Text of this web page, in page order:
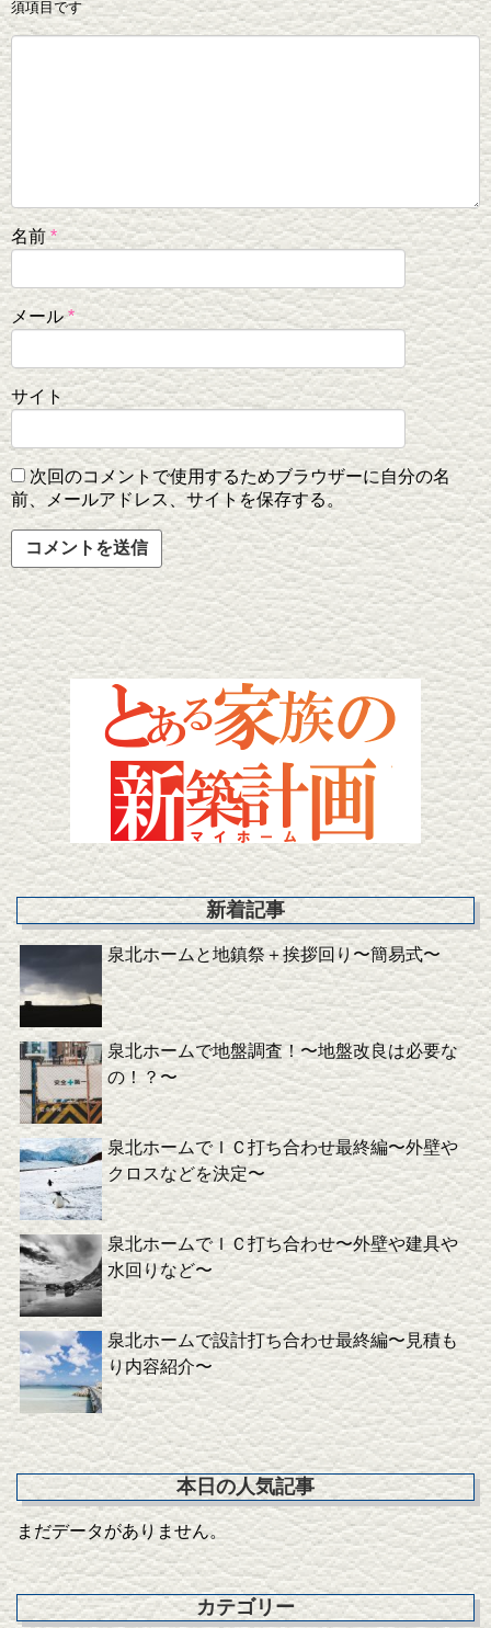
須項目です
名前*
メール*
サイト
次回のコメントで使用するためブラウザーに自分の名
前、メールアドレス、サイトを保存する。
新着記事
泉北ホームと地鎮祭＋挨拶回り〜簡易式〜
泉北ホームで地盤調査！〜地盤改良は必要な
の！？〜
泉北ホームでＩＣ打ち合わせ最終編〜外壁や
クロスなどを決定〜
泉北ホームでＩＣ打ち合わせ〜外壁や建具や
水回りなど〜
泉北ホームで設計打ち合わせ最終編〜見積も
り内容紹介〜
本日の人気記事
まだデータがありません。
カテゴリー